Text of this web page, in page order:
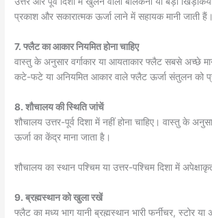
प्रकाश और सकारात्मक ऊर्जा लाने में सहायक मानी जाती हैं।
7. फ्लैट का आकार नियमित होना चाहिए
वास्तु के अनुसार वर्गाकार या आयताकार फ्लैट सबसे अच्छे
कटे-फटे या अनियमित आकार वाले फ्लैट ऊर्जा संतुलन को
8. शौचालय की स्थिति जांचें
शौचालय उत्तर-पूर्व दिशा में नहीं होना चाहिए। वास्तु के
ऊर्जा का केंद्र माना जाता है।
शौचालय का स्थान पश्चिम या उत्तर-पश्चिम दिशा में
9. ब्रह्मस्थान को खुला रखें
फ्लैट का मध्य भाग यानी ब्रह्मस्थान भारी फर्नीचर, स्टोर